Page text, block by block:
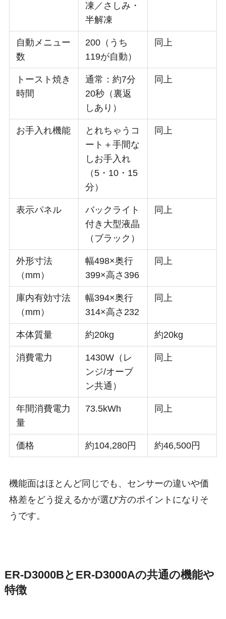
凍／さしみ・
半解凍
自動メニュー
数
200（うち
119が自動）
同上
トースト焼き
時間
通常：約7分
20秒（裏返
しあり）
同上
お手入れ機能
とれちゃうコ
ート＋手間な
しお手入れ
（5・10・15
分）
同上
表示パネル
バックライト
付き大型液晶
（ブラック）
同上
外形寸法
（mm）
幅498×奥行
399×高さ396
同上
庫内有効寸法
（mm）
幅394×奥行
314×高さ232
同上
本体質量 約20kg 約20kg
消費電力
1430W（レ
ンジ/オーブ
ン共通）
同上
年間消費電力
量
73.5kWh 同上
価格 約104,280円 約46,500円
機能面はほとんど同じでも、センサーの違いや価
格差をどう捉えるかが選び方のポイントになりそ
うです。
ER-D3000BとER-D3000Aの共通の機能や
特徴